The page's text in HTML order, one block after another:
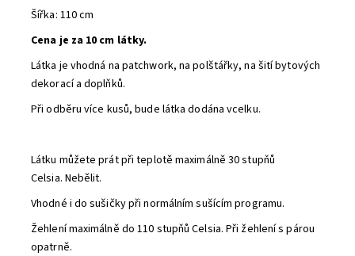
Šířka: 110 cm
Cena je za 10 cm látky.
Látka je vhodná na patchwork, na polštářky, na šití bytových
dekorací a doplňků.
Při odběru více kusů, bude látka dodána vcelku.
Látku můžete prát při teplotě maximálně 30 stupňů
Celsia. Nebělit.
Vhodné i do sušičky při normálním sušícím programu.
Žehlení maximálně do 110 stupňů Celsia. Při žehlení s párou
opatrně.